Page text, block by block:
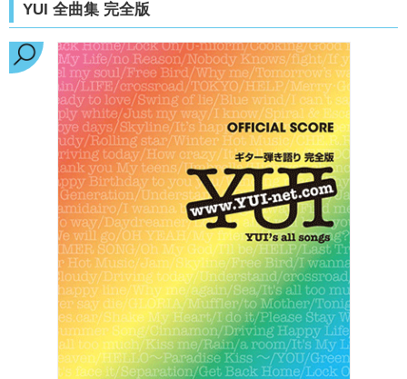
YUI 全曲集 完全版